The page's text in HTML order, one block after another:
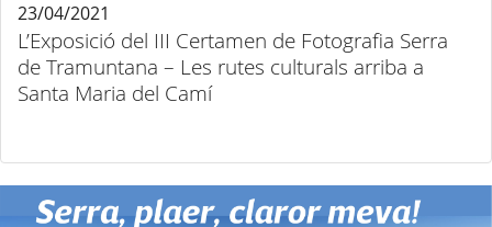
L’Exposició del III Certamen de Fotografia Serra
de Tramuntana – Les rutes culturals arriba a
Santa Maria del Camí
23/04/2021